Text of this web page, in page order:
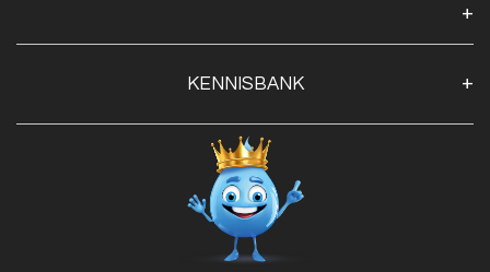
Openingstijden
Contact
Privacy Policy
Veilig betalen met:
KENNISBANK
Blog
Advies
Red Label Filter Series
Nishikigoi-Ô
JPD Japan Pet Design